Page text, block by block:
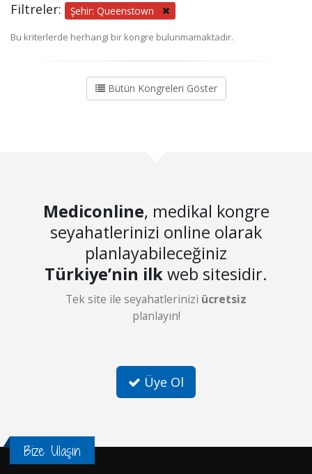
Filtreler: Şehir: Queenstown
Bu kriterlerde herhangi bir kongre bulunmamaktadır.
Bütün Kongreleri Göster
Mediconline, medikal kongre
seyahatlerinizi online olarak
planlayabileceğiniz
Türkiye’nin ilkweb sitesidir.
Tek site ile seyahatlerinizi ücretsiz
planlayın!
Üye Ol
Bize Ulaşın